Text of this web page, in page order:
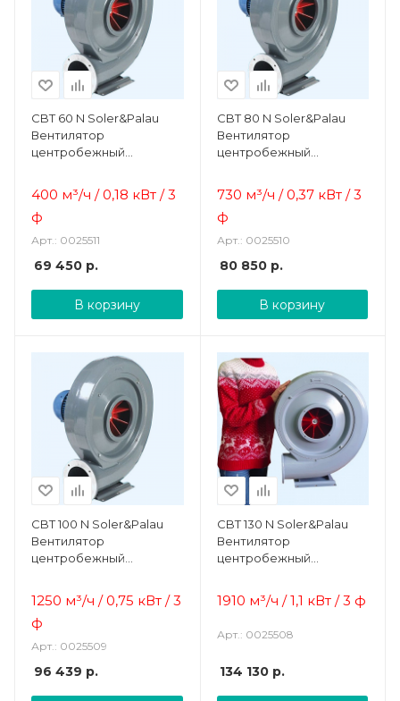
CBT 60 N Soler&Palau
Вентилятор
центробежный
400 м³/ч / 0,18 кВт / 3
ф
Арт.: 0025511
69 450 р.
В корзину
CBT 80 N Soler&Palau
Вентилятор
центробежный
730 м³/ч / 0,37 кВт / 3
ф
Арт.: 0025510
80 850р.
В корзину
CBT 100 N Soler&Palau
Вентилятор
центробежный
1250 м³/ч / 0,75 кВт / 3
ф
Арт.: 0025509
96 439 р.
CBT 130 N Soler&Palau
Вентилятор
центробежный
1910 м³/ч / 1,1 кВт / 3 ф
Арт.: 0025508
134 130р.